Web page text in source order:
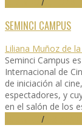
SEMINCI CAMPUS
Liliana Muñoz de
Seminci Campus
Internacional de
de iniciación al
espectadores, y
en el salón de los
/